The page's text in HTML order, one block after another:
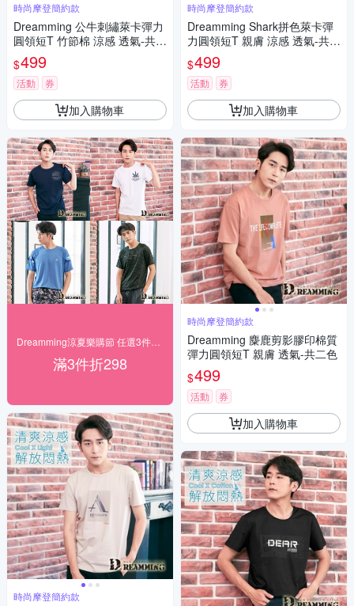
時尚摩登簡約款
Dreamming 公牛刺繡萊卡彈力
圓領短T 竹節棉 涼感 透氣-共二
$499
活動 券
加入購物車
滿3件折298
時尚摩登簡約款
時尚摩登簡約款
Dreamming Shark拼色萊卡彈
力圓領短T 親膚 涼感 透氣-共二
$499
活動 券
加入購物車
時尚摩登簡約款
Dreamming 麋鹿剪影膠印棉質
彈力圓領短T 親膚 透氣-共二色
$499
活動 券
加入購物車